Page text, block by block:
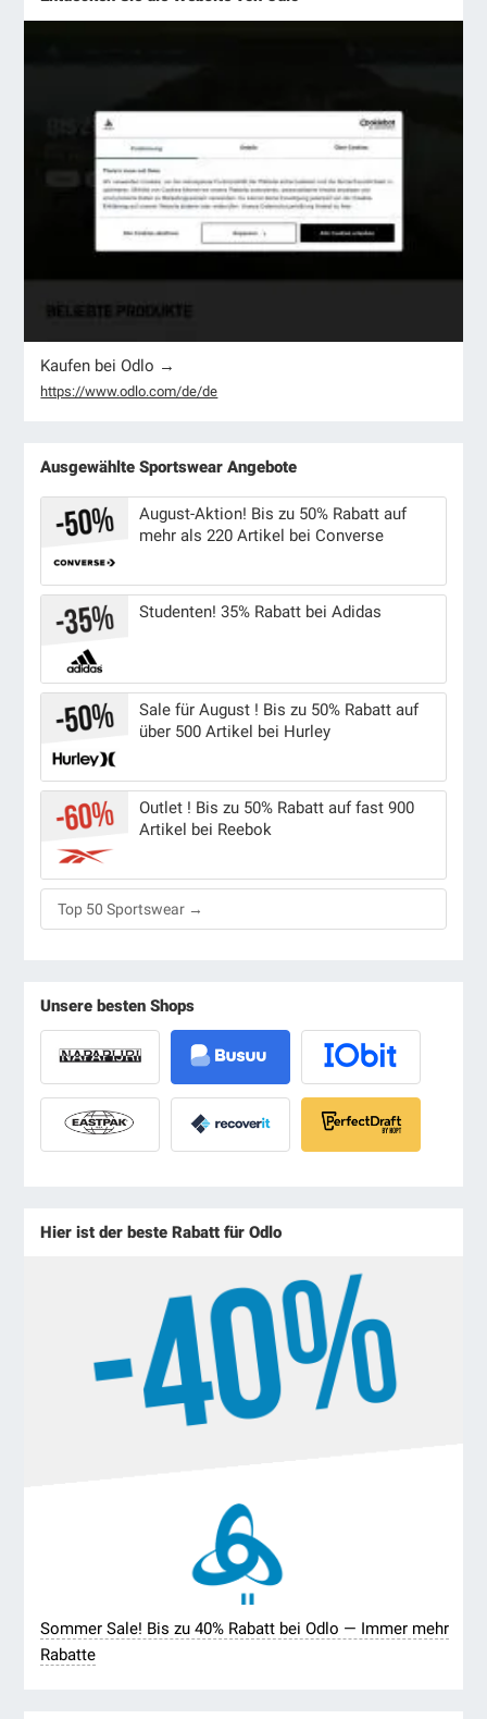
Kaufen bei Odlo →
https://www.odlo.com/de/de
Ausgewählte Sportswear Angebote
August-Aktion! Bis zu 50% Rabatt auf
mehr als 220 Artikel bei Converse
Studenten! 35% Rabatt bei Adidas
Sale für August ! Bis zu 50% Rabatt auf
über 500 Artikel bei Hurley
Outlet ! Bis zu 50% Rabatt auf fast 900
Artikel bei Reebok
Top 50 Sportswear →
Unsere besten Shops
Hier ist der beste Rabatt für Odlo
Sommer Sale! Bis zu 40% Rabatt bei Odlo — Immer mehr
Rabatte